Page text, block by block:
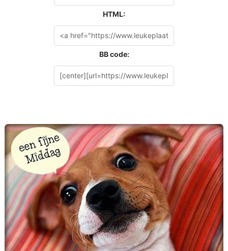
HTML:
BB code: